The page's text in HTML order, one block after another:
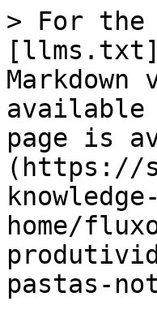
> For the
available
page is
(https://
home/
pastas-